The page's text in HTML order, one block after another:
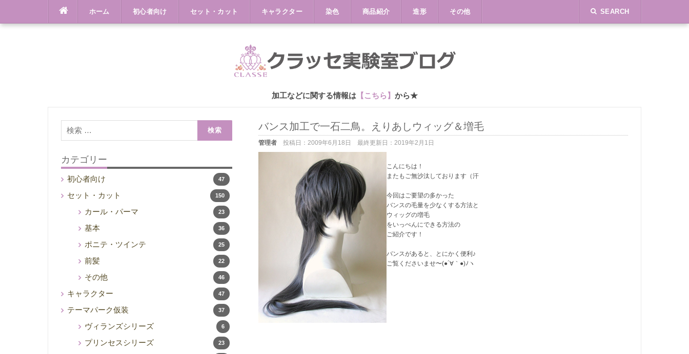
content
ホーム 初心者向け セット・カット キャラクター 染色 商品紹介 造形 その他 SEARCH
加工などに関する情報は【こちら】 から★
バンス加工で一石二鳥。えりあしウィッグ＆増毛
管理者 投稿日：2009年6月18日 最終更新日：2019年2月1日
こんにちは！
またもご無沙汰しております（汗
今回はご要望の多かった
バンスの毛量を少なくする方法と
ウィッグの増毛
をいっぺんにできる方法の
ご紹介です！
バンスがあると、とにかく便利♪
ご覧くださいませ〜(●´∀｀●)ﾉヽ
索:
カテゴリー
初心者向け 47
セット・カット 150
カール・パーマ 23
基本 36
ポニテ・ツインテ 25
前髪 22
その他 46
キャラクター 47
テーマパーク仮装 37
ヴィランズシリーズ 6
プリンセスシリーズ 23